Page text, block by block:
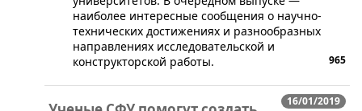
наиболее интересные сообщения о научно-
технических достижениях и разнообразных
направлениях исследовательской и
конструкторской работы.
965
16/01/2019